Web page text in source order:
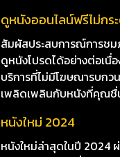
ดูหนังออนไลน์ฟรีไม่กร
สัมผัสประสบการณ์การชม
ดูหนังโปรดได้อย่างต่อเนื่
บริการที่ไม่มีโฆษณารบก
เพลิดเพลินกับหนังที่คุณชื่
หนังใหม่ 2024
หนังใหม่ล่าสุดในปี 2024